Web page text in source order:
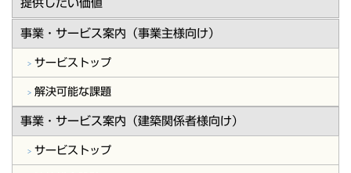
提供したい価値
事業・サービス案内（事業主様向け）
サービストップ
解決可能な課題
事業・サービス案内（建築関係者様向け）
サービストップ